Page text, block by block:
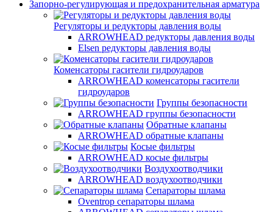
Запорно-регулирующая и предохранительная арматура
Регуляторы и редукторы давления воды
ARROWHEAD редукторы давления воды
Elsen редукторы давления воды
Коменсаторы гасители гидроударов
ARROWHEAD коменсаторы гасители
гидроударов
Группы безопасности
ARROWHEAD группы безопасности
Обратные клапаны
ARROWHEAD обратные клапаны
Косые фильтры
ARROWHEAD косые фильтры
Воздухоотводчики
ARROWHEAD воздухоотводчики
Сепараторы шлама
Oventrop cепараторы шлама